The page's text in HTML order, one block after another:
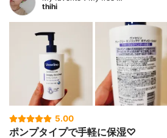
thihi
5.00
ポンプタイプで手軽に保湿♡